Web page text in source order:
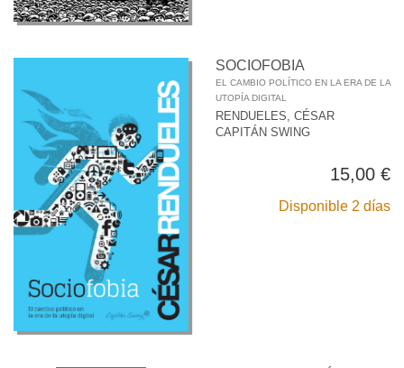
SOCIOFOBIA
EL CAMBIO POLÍTICO EN LA ERA DE LA
UTOPÍA DIGITAL
RENDUELES, CÉSAR
CAPITÁN SWING
15,00 €
Disponible 2 días